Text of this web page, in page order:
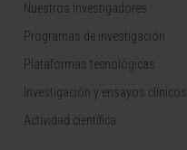
Nuestros Investigadores
Programas de investigación
Plataformas tecnológicas
Investigación y ensayos clínicos
Actividad científica